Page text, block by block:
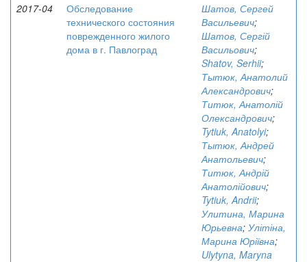
2017-04
Обследование
технического состояния
поврежденного жилого
дома в г. Павлоград
Шатов, Сергей
Васильевич;
Шатов, Сергій
Васильович;
Shatov, Serhii;
Тытюк, Анатолий
Александрович;
Титюк, Анатолій
Олександрович;
Tytiuk, Anatolyi;
Тытюк, Андрей
Анатольевич;
Титюк, Андрій
Анатолійович;
Tytiuk, Andrii;
Улитина, Марина
Юрьевна; Улітіна,
Марина Юріївна;
Ulytyna, Maryna